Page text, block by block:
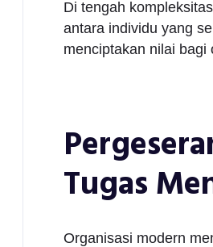
Di tengah
antara individu yang
menciptakan nilai bagi
Tugas
Organisasi modern